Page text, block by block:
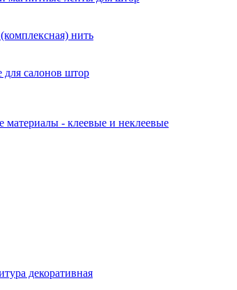
нить
для салонов штор
материалы - клеевые и неклеевые
декоративная